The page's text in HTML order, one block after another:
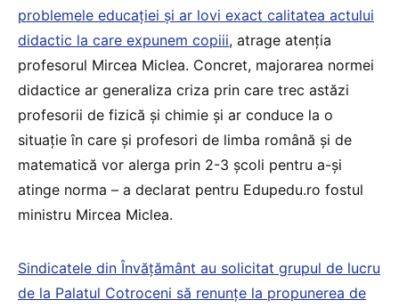
problemele educației și ar lovi exact calitatea actului
didactic la care expunem copiii, atrage atenția
profesorul Mircea Miclea. Concret, majorarea normei
didactice ar generaliza criza prin care trec astăzi
profesorii de fizică și chimie și ar conduce la o
situație în care și profesori de limba română și de
matematică vor alerga prin 2-3 școli pentru a-și
atinge norma – a declarat pentru Edupedu.ro fostul
ministru Mircea Miclea.
Sindicatele din Învățământ au solicitat grupul de lucru
de la Palatul Cotroceni să renunțe la propunerea de